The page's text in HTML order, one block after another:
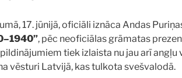
17. jūnijā, oficiāli iznāca Andas
, pēc neoficiālas grāmatas
tiek izlaista nu jau arī
vēsturi Latvijā, kas tulkota svešvalodā.